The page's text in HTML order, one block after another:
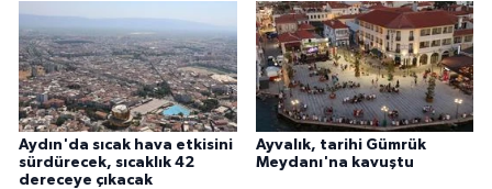
Aydın'da sıcak hava etkisini
sürdürecek, sıcaklık 42
dereceye çıkacak
Ayvalık, tarihi Gümrük
Meydanı'na kavuştu